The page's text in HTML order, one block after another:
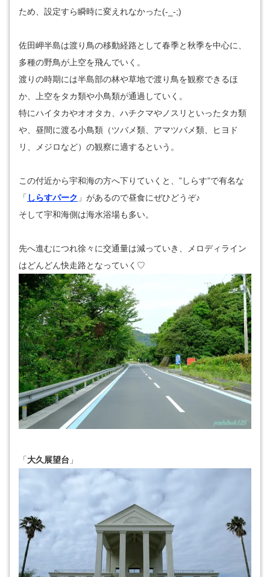
ため、設定すら瞬時に変えれなかった(-_-;)
佐田岬半島は渡り鳥の移動経路として春季と秋季を中心に、
多種の野鳥が上空を飛んでいく。
渡りの時期には半島部の林や草地で渡り鳥を観察できるほ
か、上空をタカ類や小鳥類が通過していく。
特にハイタカやオオタカ、ハチクマやノスリといったタカ類
や、昼間に渡る小鳥類（ツバメ類、アマツバメ類、ヒヨド
リ、メジロなど）の観察に適するという。
この付近から宇和海の方へ下りていくと、”しらす”で有名な
「 しらすパーク 」があるので昼食にぜひどうぞ♪
そして宇和海側は海水浴場も多い。
先へ進むにつれ徐々に交通量は減っていき、メロディライン
はどんどん快走路となっていく♡
「大久展望台 」